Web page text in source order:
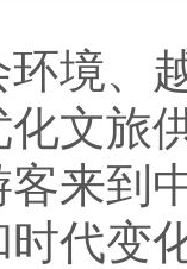
、越
文旅
来到
代变